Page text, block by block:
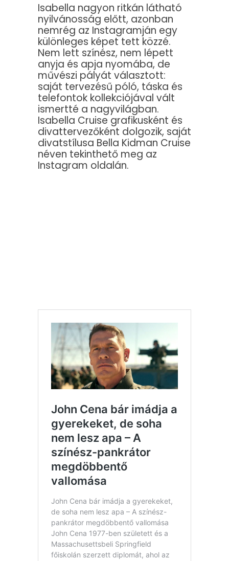
Isabella nagyon ritkán látható
nyilvánosság előtt, azonban
nemrég az Instagramján egy
különleges képet tett közzé.
Nem lett színész, nem lépett
anyja és apja nyomába, de
művészi pályát választott:
saját tervezésű póló, táska és
telefontok kollekciójával vált
ismertté a nagyvilágban.
Isabella Cruise grafikusként és
divattervezőként dolgozik, saját
divatstílusa Bella Kidman Cruise
néven tekinthető meg az
Instagram oldalán.